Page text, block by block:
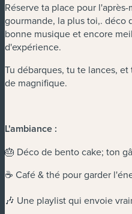
Réserve ta place pour
gourmande, la plus toi,. déco
bonne musique et encore
d'expérience.
Tu débarques, tu te lances,
de magnifique.
L'ambiance :
🎂 Déco de bento cake; ton
☕ Café & thé pour garder
🎶 Une playlist qui envoie